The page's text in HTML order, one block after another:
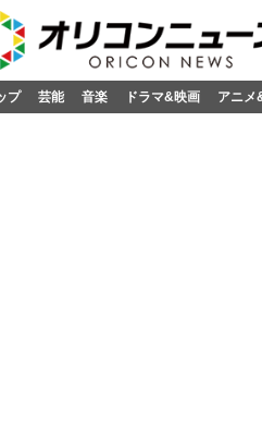
プ 芸能 音楽 ドラマ&映画 アニメ